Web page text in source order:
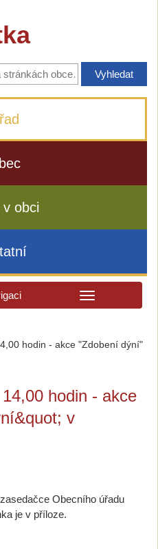
obci
hodin - akce "Zdobení dýní"
hodin - akce
v
Obecního úřadu
je v příloze.